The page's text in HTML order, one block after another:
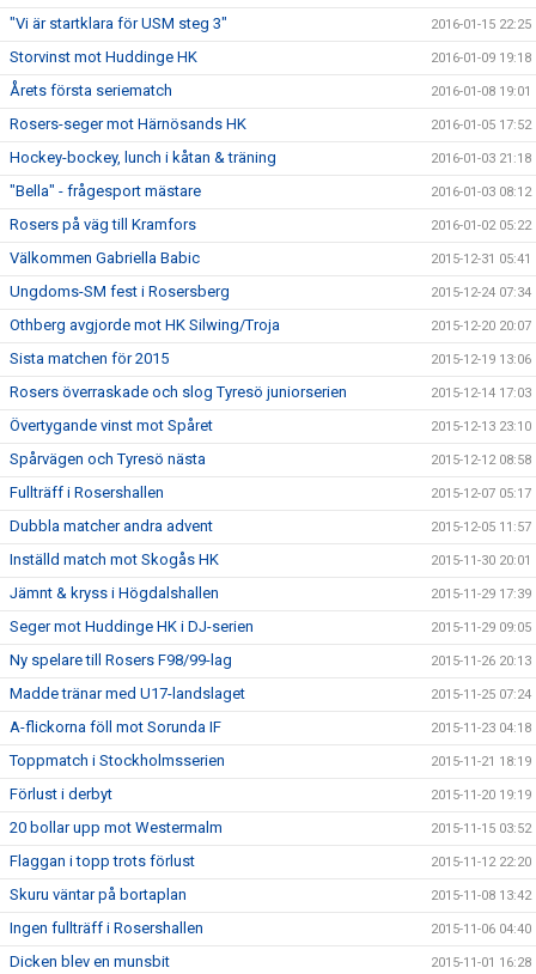
"Vi är startklara för USM steg 3" 2016-01-15 22:25
Storvinst mot Huddinge HK 2016-01-09 19:18
Årets första seriematch 2016-01-08 19:01
Rosers-seger mot Härnösands HK 2016-01-05 17:52
Hockey-bockey, lunch i kåtan & träning 2016-01-03 21:18
"Bella" - frågesport mästare 2016-01-03 08:12
Rosers på väg till Kramfors 2016-01-02 05:22
Välkommen Gabriella Babic 2015-12-31 05:41
Ungdoms-SM fest i Rosersberg 2015-12-24 07:34
Othberg avgjorde mot HK Silwing/Troja 2015-12-20 20:07
Sista matchen för 2015 2015-12-19 13:06
Rosers överraskade och slog Tyresö juniorserien 2015-12-14 17:03
Övertygande vinst mot Spåret 2015-12-13 23:10
Spårvägen och Tyresö nästa 2015-12-12 08:58
Fullträff i Rosershallen 2015-12-07 05:17
Dubbla matcher andra advent 2015-12-05 11:57
Inställd match mot Skogås HK 2015-11-30 20:01
Jämnt & kryss i Högdalshallen 2015-11-29 17:39
Seger mot Huddinge HK i DJ-serien 2015-11-29 09:05
Ny spelare till Rosers F98/99-lag 2015-11-26 20:13
Madde tränar med U17-landslaget 2015-11-25 07:24
A-flickorna föll mot Sorunda IF 2015-11-23 04:18
Toppmatch i Stockholmsserien 2015-11-21 18:19
Förlust i derbyt 2015-11-20 19:19
20 bollar upp mot Westermalm 2015-11-15 03:52
Flaggan i topp trots förlust 2015-11-12 22:20
Skuru väntar på bortaplan 2015-11-08 13:42
Ingen fullträff i Rosershallen 2015-11-06 04:40
Dicken blev en munsbit 2015-11-01 16:28